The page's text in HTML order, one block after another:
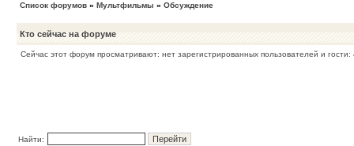
Список форумов » Мультфильмы » Обсуждение
Кто сейчас на форуме
Сейчас этот форум просматривают: нет зарегистрированных пользователей и гости:
Найти: